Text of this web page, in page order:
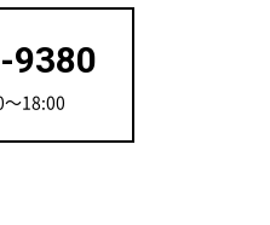
9380
18:00